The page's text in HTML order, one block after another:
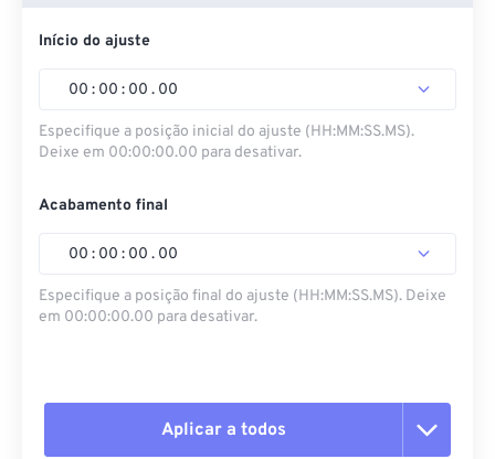
Início do ajuste
00 : 00 : 00 . 00
Especifique a posição inicial do ajuste (HH:MM:SS.MS).
Deixe em 00:00:00.00 para desativar.
Acabamento final
00 : 00 : 00 . 00
Especifique a posição final do ajuste (HH:MM:SS.MS). Deixe
em 00:00:00.00 para desativar.
Aplicar a todos